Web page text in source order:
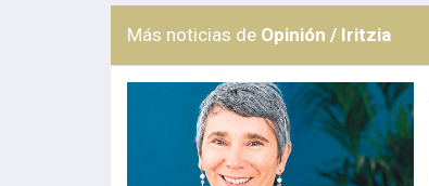
Más noticias de Opinión / Iritzia